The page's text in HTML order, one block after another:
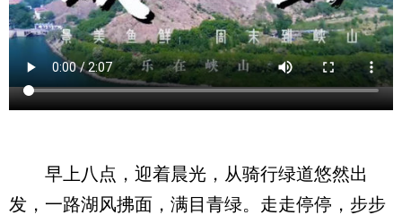
早上八点，迎着晨光，从骑行绿道悠然出
发，一路湖风拂面，满目青绿。走走停停，步步